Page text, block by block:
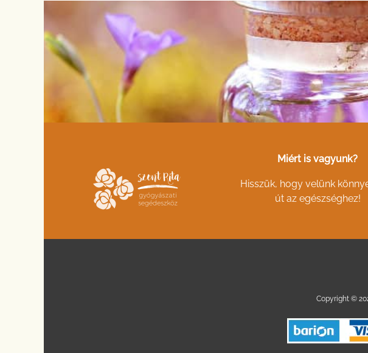
Miért is vagyunk?
Hisszük, hogy velünk
út az egészséghez!
Copyright ©